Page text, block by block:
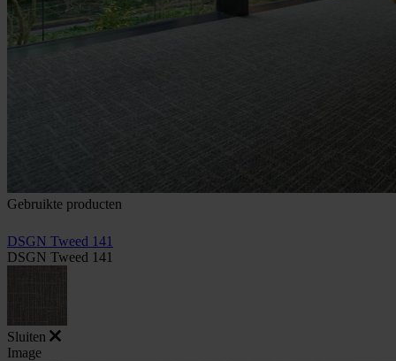
Gebruikte producten
DSGN Tweed 141
DSGN Tweed 141
Sluiten
Image